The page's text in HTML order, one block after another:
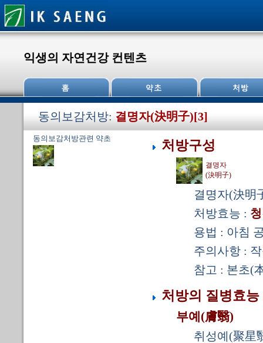
익생의 자연건강 컨텐츠
동의보감처방: 결명자(決明子)[3]
동의보감처방관련 약초 처방구성
결명자
(決明子)
결명자(決明
처방효능 :
용법 : 아침
주의사항 :
참고 : 본초(
처방의 질병효능
부예(膚翳)
취성예(聚星